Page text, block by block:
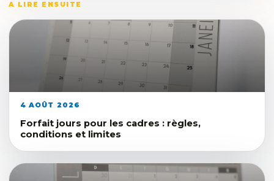
A LIRE ENSUITE
4 AOÛT 2026
Forfait jours pour les cadres : règles,
conditions et limites